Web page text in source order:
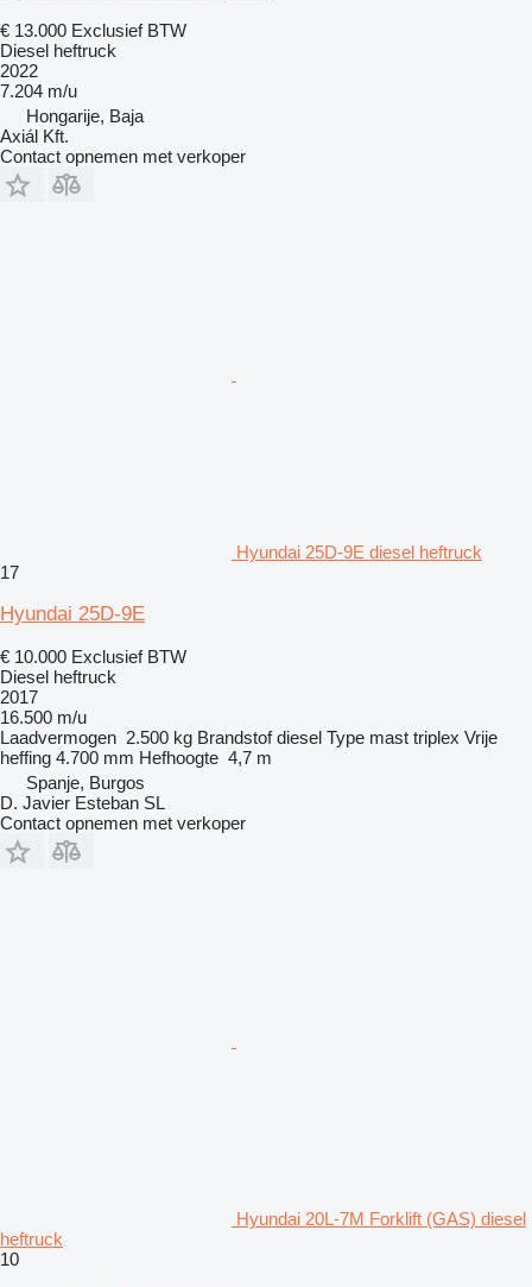
€ 13.000 Exclusief BTW
Diesel heftruck
2022
7.204 m/u
Hongarije, Baja
Axiál Kft.
Contact opnemen met verkoper
Hyundai 25D-9E diesel heftruck
17
Hyundai 25D-9E
€ 10.000 Exclusief BTW
Diesel heftruck
2017
16.500 m/u
Laadvermogen 2.500 kg Brandstof diesel Type mast triplex Vrije
heffing 4.700 mm Hefhoogte 4,7 m
Spanje, Burgos
D. Javier Esteban SL
Contact opnemen met verkoper
Hyundai 20L-7M Forklift (GAS) diesel
heftruck
10